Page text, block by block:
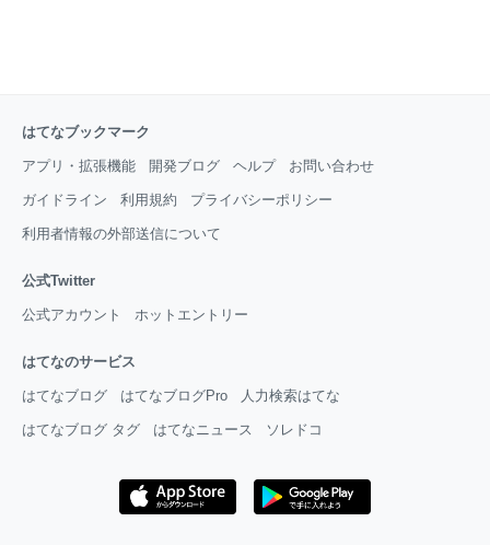
はてなブックマーク
アプリ・拡張機能 開発ブログ ヘルプ お問い合わせ
ガイドライン 利用規約 プライバシーポリシー
利用者情報の外部送信について
公式Twitter
公式アカウント ホットエントリー
はてなのサービス
はてなブログ はてなブログPro 人力検索はてな
はてなブログ タグ はてなニュース ソレドコ